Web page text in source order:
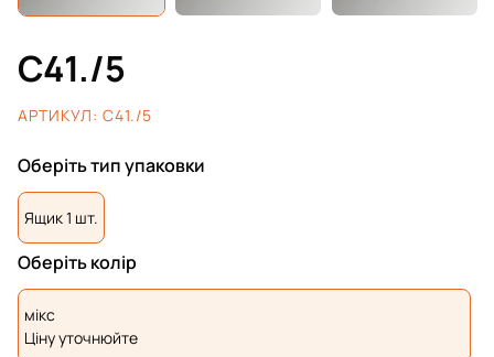
C41./5
АРТИКУЛ: C41./5
Оберіть тип упаковки
Ящик 1 шт.
Оберіть колір
мікс
Ціну уточнюйте